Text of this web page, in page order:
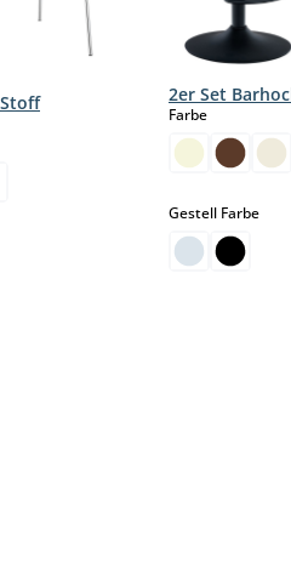
2er Set
Farbeauswählen
Gestell Farbe